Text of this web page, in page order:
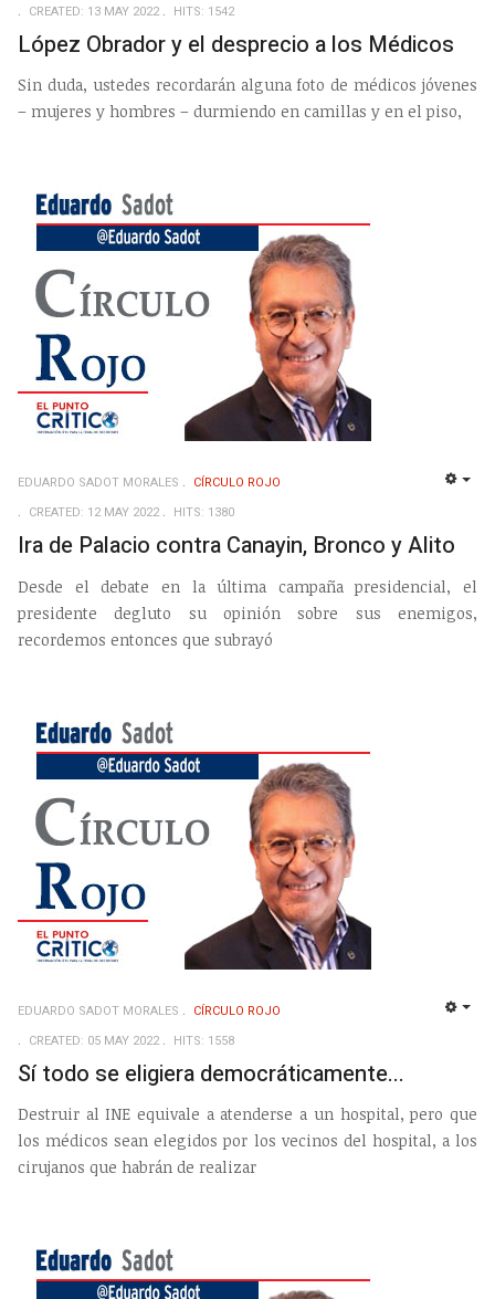
CREATED: 13 MAY 2022
HITS: 1542
López Obrador y el desprecio a los Médicos
Sin duda, ustedes recordarán alguna foto de médicos jóvenes
– mujeres y hombres – durmiendo en camillas y en el piso,
EDUARDO SADOT MORALES
CÍRCULO ROJO
CREATED: 12 MAY 2022
HITS: 1380
Ira de Palacio contra Canayin, Bronco y Alito
Desde el debate en la última campaña presidencial, el
presidente degluto su opinión sobre sus enemigos,
recordemos entonces que subrayó
EDUARDO SADOT MORALES
CÍRCULO ROJO
CREATED: 05 MAY 2022
HITS: 1558
Sí todo se eligiera democráticamente...
Destruir al INE equivale a atenderse a un hospital, pero que
los médicos sean elegidos por los vecinos del hospital, a los
cirujanos que habrán de realizar